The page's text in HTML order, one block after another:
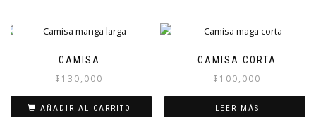
CAMISA
$ 130,000
AÑADIR AL CARRITO
CAMISA CORTA
$ 100,000
LEER MÁS